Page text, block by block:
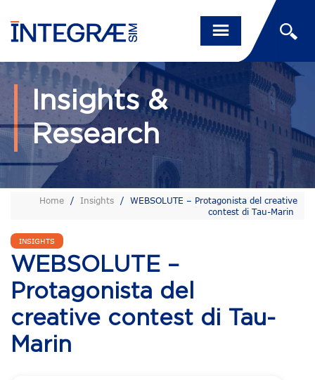
Insights &
Research
Home / Insights /
WEBSOLUTE – Protagonista del creative
contest di Tau-Marin
INSIGHTS
WEBSOLUTE –
Protagonista del
creative contest di Tau-
Marin